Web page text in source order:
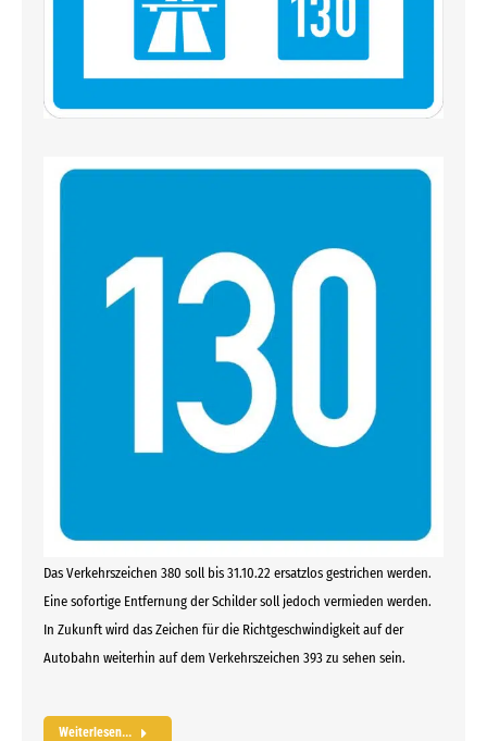
Das Verkehrszeichen 380 soll bis 31.10.22 ersatzlos gestrichen werden.
Eine sofortige Entfernung der Schilder soll jedoch vermieden werden.
In Zukunft wird das Zeichen für die Richtgeschwindigkeit auf der
Autobahn weiterhin auf dem Verkehrszeichen 393 zu sehen sein.
Weiterlesen...